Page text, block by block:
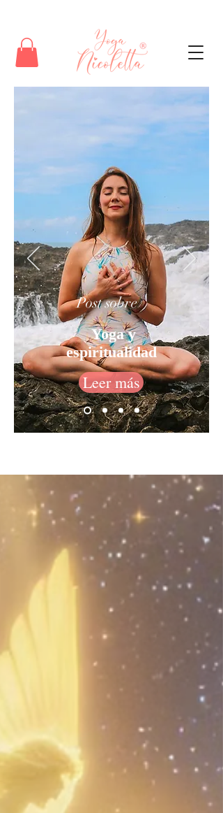
Post sobre
Yoga y
espiritualidad
Leer más